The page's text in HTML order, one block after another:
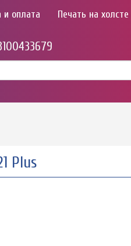
и оплата Печать на холсте
Plus